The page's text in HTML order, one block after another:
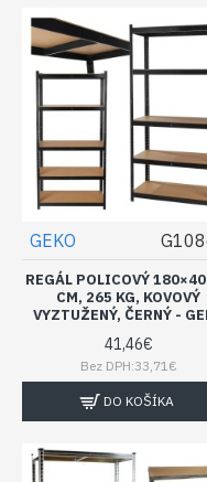
GEKO
REGÁL POLICOVÝ
CM, 265 KG, KOVOVÝ
VYZTUŽENÝ, ČERNÝ -
41,46€
Bez DPH:33,71€
DO KOŠÍKA